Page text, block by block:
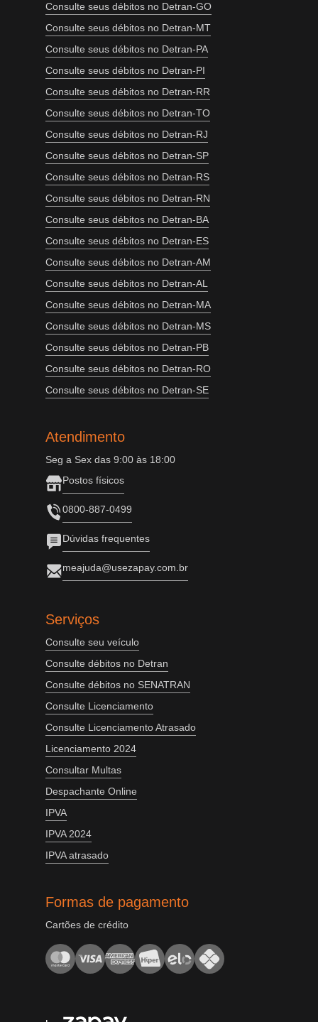
Consulte seus débitos no Detran-GO
Consulte seus débitos no Detran-MT
Consulte seus débitos no Detran-PA
Consulte seus débitos no Detran-PI
Consulte seus débitos no Detran-RR
Consulte seus débitos no Detran-TO
Consulte seus débitos no Detran-RJ
Consulte seus débitos no Detran-SP
Consulte seus débitos no Detran-RS
Consulte seus débitos no Detran-RN
Consulte seus débitos no Detran-BA
Consulte seus débitos no Detran-ES
Consulte seus débitos no Detran-AM
Consulte seus débitos no Detran-AL
Consulte seus débitos no Detran-MA
Consulte seus débitos no Detran-MS
Consulte seus débitos no Detran-PB
Consulte seus débitos no Detran-RO
Consulte seus débitos no Detran-SE
Atendimento
Seg a Sex das 9:00 às 18:00
Postos físicos
0800-887-0499
Dúvidas frequentes
meajuda@usezapay.com.br
Serviços
Consulte seu veículo
Consulte débitos no Detran
Consulte débitos no SENATRAN
Consulte Licenciamento
Consulte Licenciamento Atrasado
Licenciamento 2024
Consultar Multas
Despachante Online
IPVA
IPVA 2024
IPVA atrasado
Formas de pagamento
Cartões de crédito